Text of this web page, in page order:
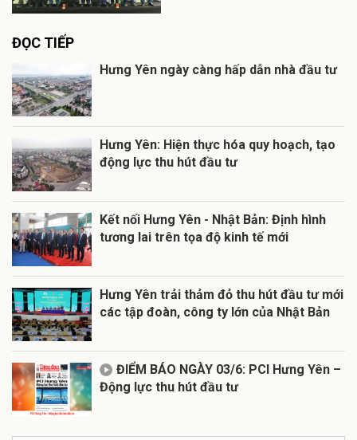
ĐỌC TIẾP
Hưng Yên ngày càng hấp dẫn nhà đầu tư
Hưng Yên: Hiện thực hóa quy hoạch, tạo
động lực thu hút đầu tư
Kết nối Hưng Yên - Nhật Bản: Định hình
tương lai trên tọa độ kinh tế mới
Hưng Yên trải thảm đỏ thu hút đầu tư mới
các tập đoàn, công ty lớn của Nhật Bản
ĐIỂM BÁO NGÀY 03/6: PCI Hưng Yên –
Động lực thu hút đầu tư